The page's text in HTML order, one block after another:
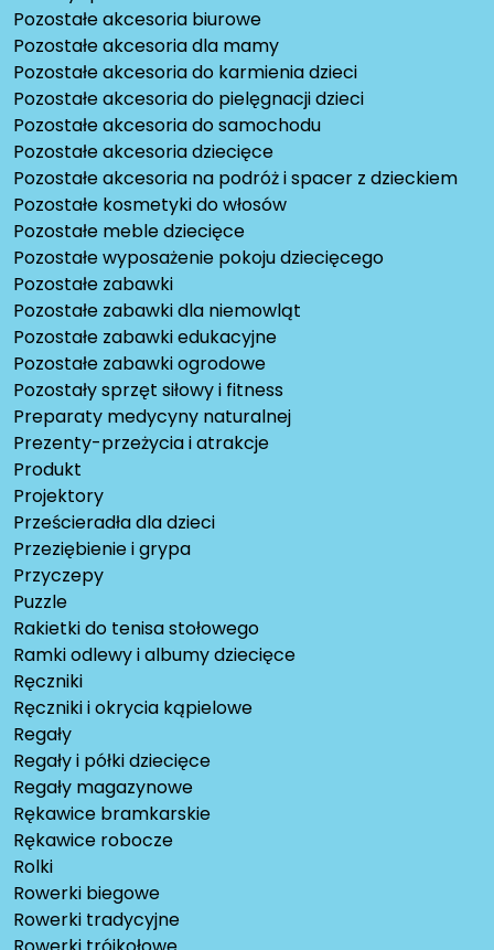
Pozostałe akcesoria biurowe
Pozostałe akcesoria dla mamy
Pozostałe akcesoria do karmienia dzieci
Pozostałe akcesoria do pielęgnacji dzieci
Pozostałe akcesoria do samochodu
Pozostałe akcesoria dziecięce
Pozostałe akcesoria na podróż i spacer z dzieckiem
Pozostałe kosmetyki do włosów
Pozostałe meble dziecięce
Pozostałe wyposażenie pokoju dziecięcego
Pozostałe zabawki
Pozostałe zabawki dla niemowląt
Pozostałe zabawki edukacyjne
Pozostałe zabawki ogrodowe
Pozostały sprzęt siłowy i fitness
Preparaty medycyny naturalnej
Prezenty-przeżycia i atrakcje
Produkt
Projektory
Prześcieradła dla dzieci
Przeziębienie i grypa
Przyczepy
Puzzle
Rakietki do tenisa stołowego
Ramki odlewy i albumy dziecięce
Ręczniki
Ręczniki i okrycia kąpielowe
Regały
Regały i półki dziecięce
Regały magazynowe
Rękawice bramkarskie
Rękawice robocze
Rolki
Rowerki biegowe
Rowerki tradycyjne